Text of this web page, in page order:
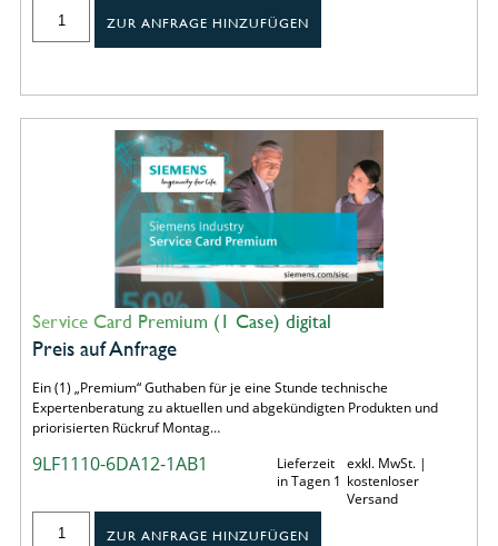
ZUR ANFRAGE HINZUFÜGEN
Service Card Premium (1 Case) digital
Preis auf Anfrage
Ein (1) „Premium“ Guthaben für je eine Stunde technische
Expertenberatung zu aktuellen und abgekündigten Produkten und
priorisierten Rückruf Montag…
9LF1110-6DA12-1AB1
Lieferzeit
in Tagen 1
exkl. MwSt. |
kostenloser
Versand
ZUR ANFRAGE HINZUFÜGEN